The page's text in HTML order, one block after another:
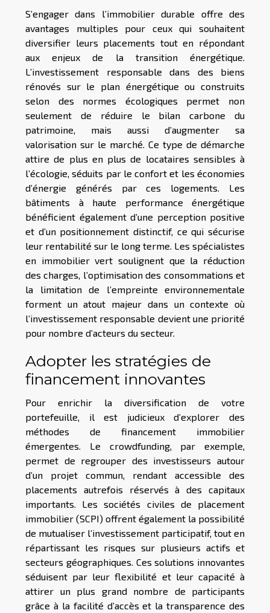
S’engager dans l’immobilier durable offre des
avantages multiples pour ceux qui souhaitent
diversifier leurs placements tout en répondant
aux enjeux de la transition énergétique.
L’investissement responsable dans des biens
rénovés sur le plan énergétique ou construits
selon des normes écologiques permet non
seulement de réduire le bilan carbone du
patrimoine, mais aussi d’augmenter sa
valorisation sur le marché. Ce type de démarche
attire de plus en plus de locataires sensibles à
l’écologie, séduits par le confort et les économies
d’énergie générés par ces logements. Les
bâtiments à haute performance énergétique
bénéficient également d’une perception positive
et d’un positionnement distinctif, ce qui sécurise
leur rentabilité sur le long terme. Les spécialistes
en immobilier vert soulignent que la réduction
des charges, l’optimisation des consommations et
la limitation de l’empreinte environnementale
forment un atout majeur dans un contexte où
l’investissement responsable devient une priorité
pour nombre d’acteurs du secteur.
Adopter les stratégies de
financement innovantes
Pour enrichir la diversification de votre
portefeuille, il est judicieux d’explorer des
méthodes de financement immobilier
émergentes. Le crowdfunding, par exemple,
permet de regrouper des investisseurs autour
d’un projet commun, rendant accessible des
placements autrefois réservés à des capitaux
importants. Les sociétés civiles de placement
immobilier (SCPI) offrent également la possibilité
de mutualiser l’investissement participatif, tout en
répartissant les risques sur plusieurs actifs et
secteurs géographiques. Ces solutions innovantes
séduisent par leur flexibilité et leur capacité à
attirer un plus grand nombre de participants
grâce à la facilité d’accès et la transparence des